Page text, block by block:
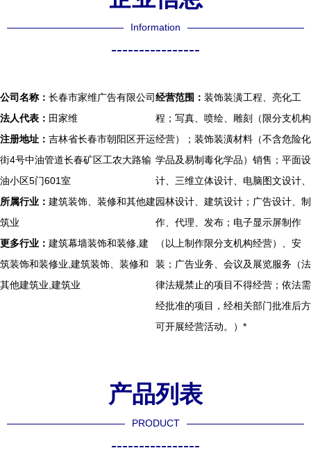
Information
----------------
公司名称： 长春市家维广告有限公司
法人代表： 田家维
注册地址： 吉林省长春市朝阳区开运
街4号中油管道长春矿区工农大路输
油小区5门601室
所属行业： 建筑装饰、装修和其他建
筑业
更多行业： 建筑幕墙装饰和装修,建
筑装饰和装修业,建筑装饰、装修和
其他建筑业,建筑业
经营范围： 装饰装潢工程、亮化工
程；写真、喷绘、雕刻（限分支机构
经营）；装饰装潢材料（不含危险化
学品及易制毒化学品）销售；平面设
计、三维立体设计、电脑图文设计、
园林设计、建筑设计；广告设计、制
作、代理、发布；电子显示屏制作
（以上制作限分支机构经营）、安
装；广告业务、会议及展览服务（法
律法规禁止的项目不得经营；依法需
经批准的项目，经相关部门批准后方
可开展经营活动。）*
产品列表
PRODUCT
----------------